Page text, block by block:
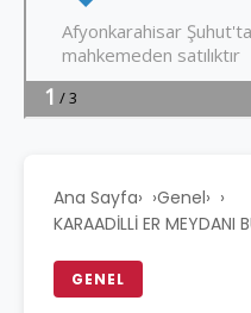
Ana Sayfa› Genel›
KARAADİLLİ ER MEYDANI
GENEL